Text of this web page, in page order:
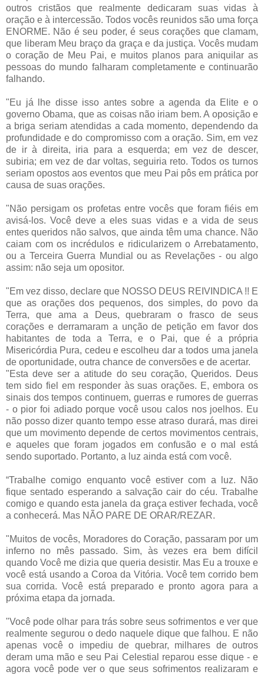
outros cristãos que realmente dedicaram suas vidas à
oração e à intercessão. Todos vocês reunidos são uma força
ENORME. Não é seu poder, é seus corações que clamam,
que liberam Meu braço da graça e da justiça. Vocês mudam
o coração de Meu Pai, e muitos planos para aniquilar as
pessoas do mundo falharam completamente e continuarão
falhando.
"Eu já lhe disse isso antes sobre a agenda da Elite e o
governo Obama, que as coisas não iriam bem. A oposição e
a briga seriam atendidas a cada momento, dependendo da
profundidade e do compromisso com a oração. Sim, em vez
de ir à direita, iria para a esquerda; em vez de descer,
subiria; em vez de dar voltas, seguiria reto. Todos os turnos
seriam opostos aos eventos que meu Pai pôs em prática por
causa de suas orações.
"Não persigam os profetas entre vocês que foram fiéis em
avisá-los. Você deve a eles suas vidas e a vida de seus
entes queridos não salvos, que ainda têm uma chance. Não
caiam com os incrédulos e ridicularizem o Arrebatamento,
ou a Terceira Guerra Mundial ou as Revelações - ou algo
assim: não seja um opositor.
"Em vez disso, declare que NOSSO DEUS REIVINDICA !! E
que as orações dos pequenos, dos simples, do povo da
Terra, que ama a Deus, quebraram o frasco de seus
corações e derramaram a unção de petição em favor dos
habitantes de toda a Terra, e o Pai, que é a própria
Misericórdia Pura, cedeu e escolheu dar a todos uma janela
de oportunidade, outra chance de conversões e de acertar.
"Esta deve ser a atitude do seu coração, Queridos. Deus
tem sido fiel em responder às suas orações. E, embora os
sinais dos tempos continuem, guerras e rumores de guerras
- o pior foi adiado porque você usou calos nos joelhos. Eu
não posso dizer quanto tempo esse atraso durará, mas direi
que um movimento depende de certos movimentos centrais,
e aqueles que foram jogados em confusão e o mal está
sendo suportado. Portanto, a luz ainda está com você.
“Trabalhe comigo enquanto você estiver com a luz. Não
fique sentado esperando a salvação cair do céu. Trabalhe
comigo e quando esta janela da graça estiver fechada, você
a conhecerá. Mas NÃO PARE DE ORAR/REZAR.
"Muitos de vocês, Moradores do Coração, passaram por um
inferno no mês passado. Sim, às vezes era bem difícil
quando Você me dizia que queria desistir. Mas Eu a trouxe e
você está usando a Coroa da Vitória. Você tem corrido bem
sua corrida. Você está preparado e pronto agora para a
próxima etapa da jornada.
"Você pode olhar para trás sobre seus sofrimentos e ver que
realmente segurou o dedo naquele dique que falhou. E não
apenas você o impediu de quebrar, milhares de outros
deram uma mão e seu Pai Celestial reparou esse dique - e
agora você pode ver o que seus sofrimentos realizaram e